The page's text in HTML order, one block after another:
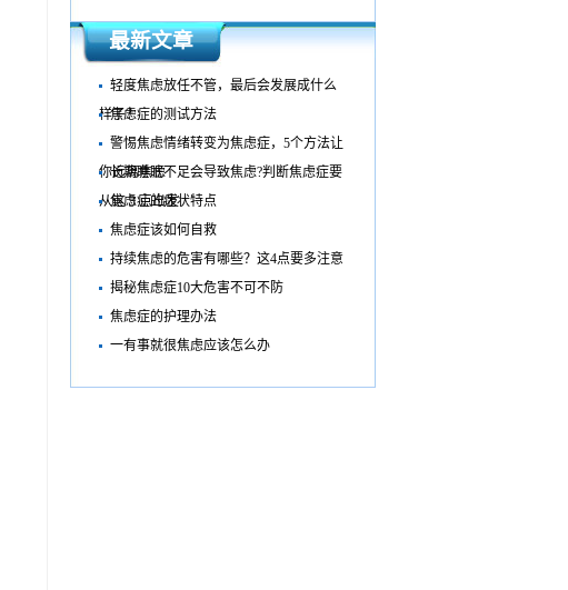
最新文章
轻度焦虑放任不管，最后会发展成什么
样子？
焦虑症的测试方法
警惕焦虑情绪转变为焦虑症，5个方法让
你远离焦虑
长期睡眠不足会导致焦虑?判断焦虑症要
从这 3 点出发
焦虑症的症状特点
焦虑症该如何自救
持续焦虑的危害有哪些？这4点要多注意
揭秘焦虑症10大危害不可不防
焦虑症的护理办法
一有事就很焦虑应该怎么办